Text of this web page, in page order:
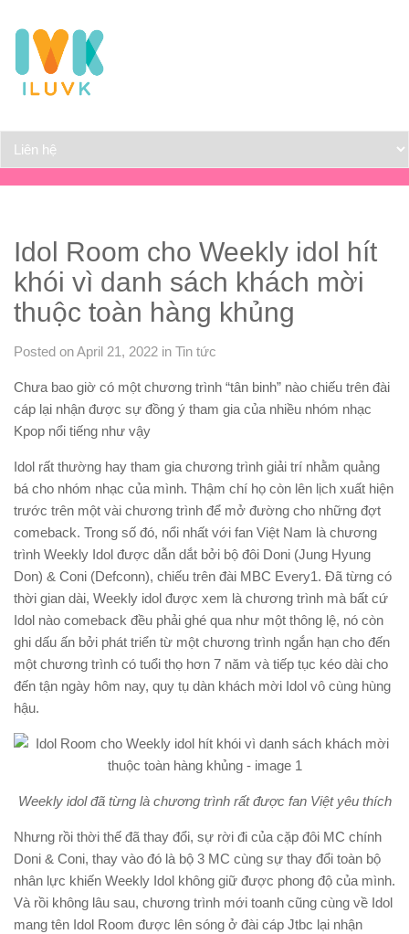
Idol Room cho Weekly idol hít
khói vì danh sách khách mời
thuộc toàn hàng khủng
Posted on April 21, 2022 in Tin tức
Chưa bao giờ có một chương trình “tân binh” nào chiếu trên đài
cáp lại nhận được sự đồng ý tham gia của nhiều nhóm nhạc
Kpop nổi tiếng như vậy
Idol rất thường hay tham gia chương trình giải trí nhằm quảng
bá cho nhóm nhạc của mình. Thậm chí họ còn lên lịch xuất hiện
trước trên một vài chương trình để mở đường cho những đợt
comeback. Trong số đó, nổi nhất với fan Việt Nam là chương
trình Weekly Idol được dẫn dắt bởi bộ đôi Doni (Jung Hyung
Don) & Coni (Defconn), chiếu trên đài MBC Every1. Đã từng có
thời gian dài, Weekly idol được xem là chương trình mà bất cứ
Idol nào comeback đều phải ghé qua như một thông lệ, nó còn
ghi dấu ấn bởi phát triển từ một chương trình ngắn hạn cho đến
một chương trình có tuổi thọ hơn 7 năm và tiếp tục kéo dài cho
đến tận ngày hôm nay, quy tụ dàn khách mời Idol vô cùng hùng
hậu.
Weekly idol đã từng là chương trình rất được fan Việt yêu thích
Nhưng rồi thời thế đã thay đổi, sự rời đi của cặp đôi MC chính
Doni & Coni, thay vào đó là bộ 3 MC cùng sự thay đổi toàn bộ
nhân lực khiến Weekly Idol không giữ được phong độ của mình.
Và rồi không lâu sau, chương trình mới toanh cũng cùng về Idol
mang tên Idol Room được lên sóng ở đài cáp Jtbc lại nhận